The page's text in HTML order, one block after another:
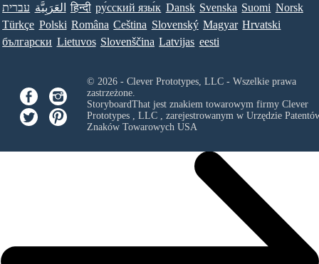
עברית العَرَبِيَّة हिन्दी ру́сский язы́к Dansk Svenska Suomi Norsk
Türkçe Polski Româna Ceština Slovenský Magyar Hrvatski
български Lietuvos Slovenščina Latvijas eesti
© 2026 - Clever Prototypes, LLC - Wszelkie prawa
zastrzeżone.
StoryboardThat jest znakiem towarowym firmy Clever
Prototypes , LLC, zarejestrowanym w Urzędzie
Znaków Towarowych USA